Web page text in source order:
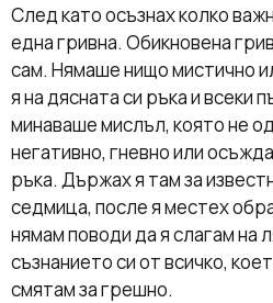
След като осъзнах колко
една гривна. Обикновена
сам. Нямаше нищо мистично
я на дясната си ръка и всеки
минаваше мислъл, която не
негативно, гневно или
ръка. Държах я там за
седмица, после я местех
нямам поводи да я слагам на
съзнанието си от всичко,
смятам за грешно.